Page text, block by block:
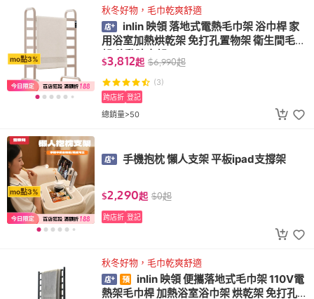
mo點3%
秋冬好物，毛巾乾爽舒適
inlin 映領 落地式電熱毛巾架 浴巾桿 家
用浴室加熱烘乾架 免打孔置物架 衛生間毛巾
架 移動晾衣架
$3,812起 $6,990起
(3)
總銷量>50
跨店折 登記
mo點3%
手機抱枕 懶人支架 平板ipad支撐架
$2,290起 $0起
跨店折 登記
秋冬好物，毛巾乾爽舒適
inlin 映領 便攜落地式毛巾架 110V電
熱架毛巾桿 加熱浴室浴巾架 烘乾架 免打孔